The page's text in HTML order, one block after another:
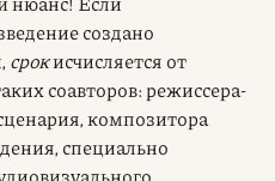
создано
срокисчисляется от
соавторов: режиссера-
композитора
специально